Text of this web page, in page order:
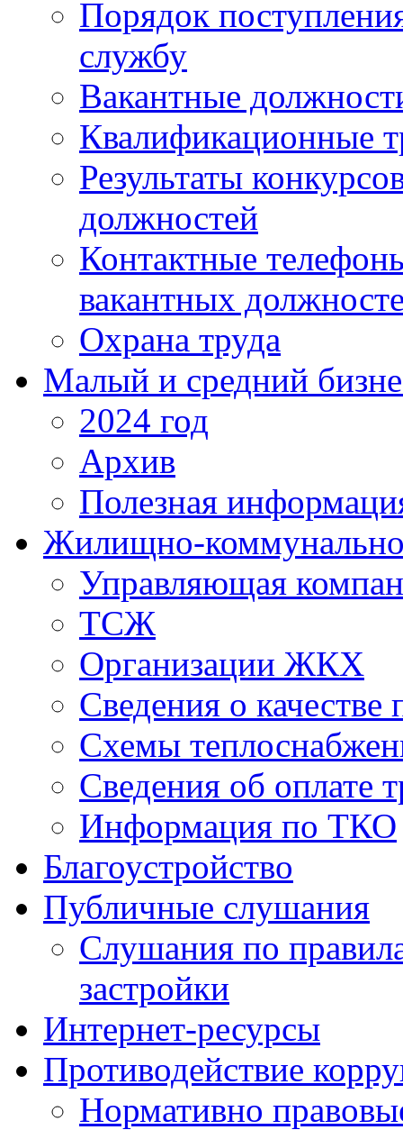
Порядок
службу
Вакантные
Квалификационные
Результаты
должностей
Контактные
вакантных
Охрана труда
Малый и средний
2024 год
Архив
Полезная
Жилищно-
Управляющая
ТСЖ
Организации ЖКХ
Сведения о качестве
Схемы
Сведения об оплате
Информация по ТКО
Благоустройство
Публичные слушания
Слушания по
застройки
Интернет-ресурсы
Противодействие
Нормативно